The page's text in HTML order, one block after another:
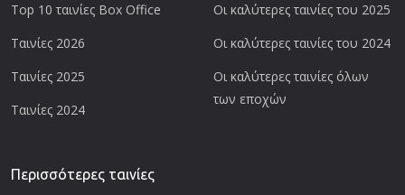
Top 10 ταινίες Box Office
Ταινίες 2026
Ταινίες 2025
Ταινίες 2024
Οι καλύτερες ταινίες του 2025
Οι καλύτερες ταινίες του 2024
Οι καλύτερες ταινίες όλων
των εποχών
Περισσότερες ταινίες